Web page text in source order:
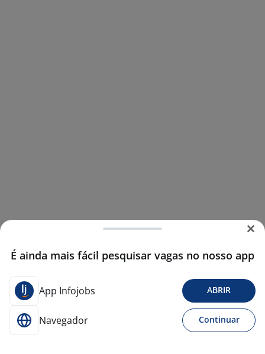
É ainda mais fácil pesquisar vagas no nosso app
App Infojobs ABRIR
Navegador Continuar